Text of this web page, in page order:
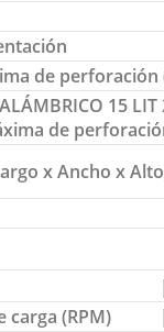
de perforación
15
de
x Ancho x
carga (RPM)